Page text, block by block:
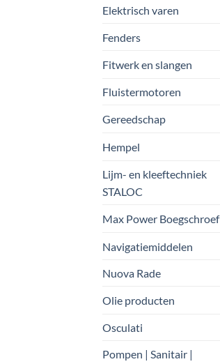
Elektrisch varen
Fenders
Fitwerk en slangen
Fluistermotoren
Gereedschap
Hempel
Lijm- en kleeftechniek
STALOC
Max Power Boegschroef
Navigatiemiddelen
Nuova Rade
Olie producten
Osculati
Pompen | Sanitair |